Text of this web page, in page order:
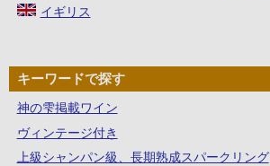
イギリス
キーワードで探す
神の雫掲載ワイン
ヴィンテージ付き
上級シャンパン級、長期熟成スパークリング